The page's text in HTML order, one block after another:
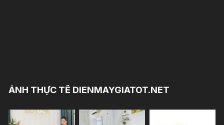
ẢNH THỰC TẾ DIENMAYGIATOT.NET